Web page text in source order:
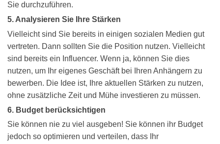
Sie durchzuführen.
5. Analysieren Sie Ihre Stärken
Vielleicht sind Sie bereits in einigen sozialen Medien gut
vertreten. Dann sollten Sie die Position nutzen. Vielleicht
sind bereits ein Influencer. Wenn ja, können Sie dies
nutzen, um Ihr eigenes Geschäft bei Ihren Anhängern zu
bewerben. Die Idee ist, Ihre aktuellen Stärken zu nutzen,
ohne zusätzliche Zeit und Mühe investieren zu müssen.
6. Budget berücksichtigen
Sie können nie zu viel ausgeben! Sie können ihr Budget
jedoch so optimieren und verteilen, dass Ihr